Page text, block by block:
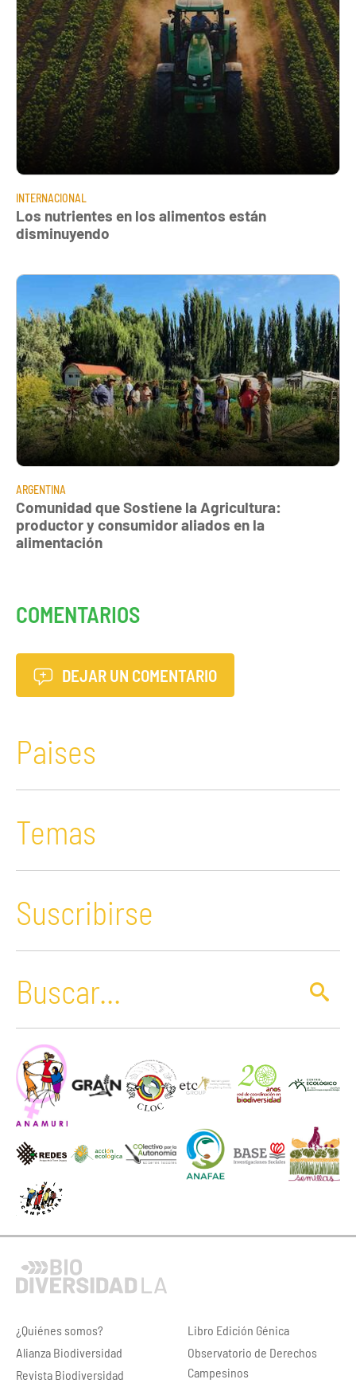
INTERNACIONAL
Los nutrientes en los alimentos están
disminuyendo
ARGENTINA
Comunidad que Sostiene la Agricultura:
productor y consumidor aliados en la
alimentación
COMENTARIOS
DEJAR UN COMENTARIO
Paises
Temas
Suscribirse
¿Quiénes somos?
Alianza Biodiversidad
Revista Biodiversidad
Libro Edición Génica
Observatorio de Derechos
Campesinos